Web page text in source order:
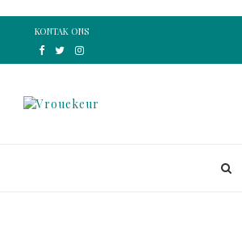
KONTAK ONS